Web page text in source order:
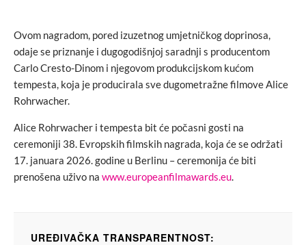
Ovom nagradom, pored izuzetnog umjetničkog doprinosa,
odaje se priznanje i dugogodišnjoj saradnji s producentom
Carlo Cresto-Dinom i njegovom produkcijskom kućom
tempesta, koja je producirala sve dugometražne filmove Alice
Rohrwacher.
Alice Rohrwacher i tempesta bit će počasni gosti na
ceremoniji 38. Evropskih filmskih nagrada, koja će se održati
17. januara 2026. godine u Berlinu – ceremonija će biti
prenošena uživo na www.europeanfilmawards.eu.
UREĐIVAČKA TRANSPARENTNOST: